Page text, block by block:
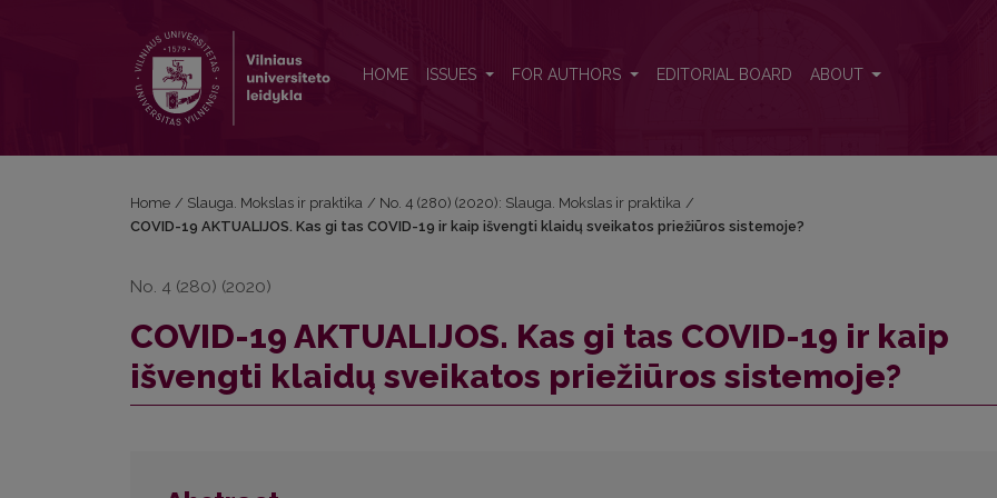
HOME ISSUES FOR AUTHORS EDITORIAL BOARD ABOUT
Home / Slauga. Mokslas ir praktika / No. 4 (280) (2020): Slauga. Mokslas ir praktika /
COVID-19 AKTUALIJOS. Kas gi tas COVID-19 ir kaip išvengti klaidų sveikatos priežiūros sistemoje?
No. 4 (280) (2020)
COVID-19 AKTUALIJOS. Kas gi tas COVID-19 ir kaip
išvengti klaidų sveikatos priežiūros sistemoje?